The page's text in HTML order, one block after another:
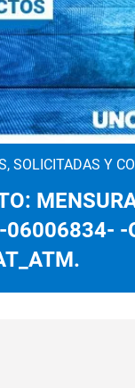
SOLICITADAS Y
06006834- -